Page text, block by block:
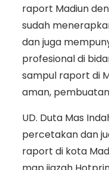
raport Madiun
sudah
dan juga
profesional di
sampul raport di
aman,
UD. Duta Mas
percetakan dan
raport di kota